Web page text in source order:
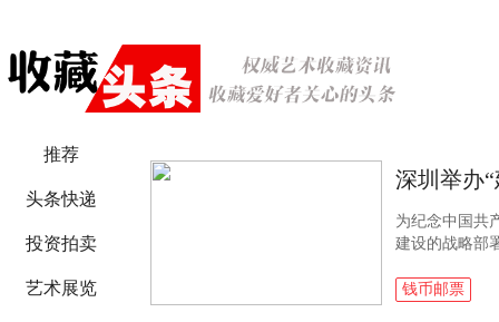
推荐
头条快递
投资拍卖
艺术展览
深圳举办
为纪念中国共
建设的战略部
团有限公司...
钱币邮票